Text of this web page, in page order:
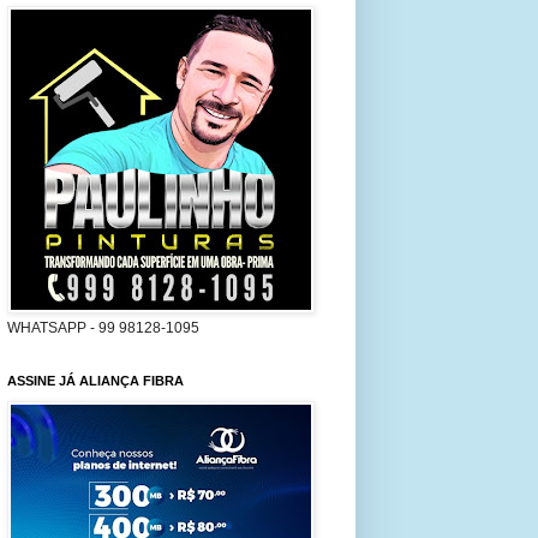
WHATSAPP - 99 98128-1095
ASSINE JÁ ALIANÇA FIBRA